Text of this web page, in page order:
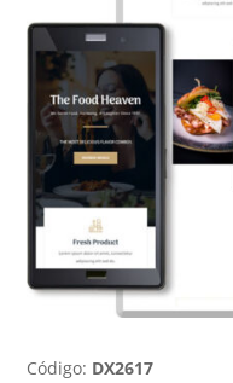
Código: DX2617